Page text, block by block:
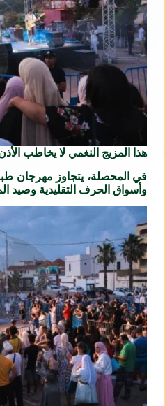
هذا المزيج النغمي لا يخاطب
في المحصلة، يتجاوز مهرجان
وأسواق الحرف التقليدية وصيد